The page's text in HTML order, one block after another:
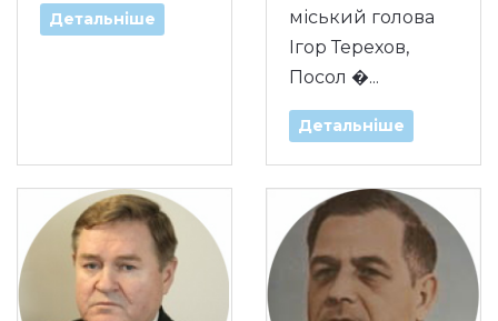
Детальніше
міський голова
Ігор Терехов,
Посол �...
Детальніше